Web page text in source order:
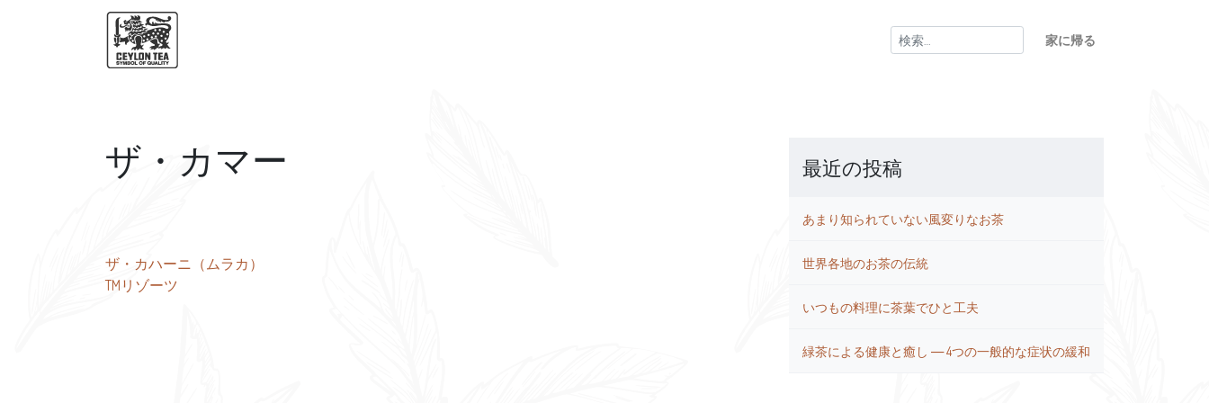
検
索:
家に帰る
最近の投稿
あまり知られていない風変りなお茶
世界各地のお茶の伝統
いつもの料理に茶葉でひと工夫
緑茶による健康と癒し ― 4つの一般的な症状の緩和
ザ・カマー
投
稿
ザ・カハーニ（ムラカ）
TMリゾーツ